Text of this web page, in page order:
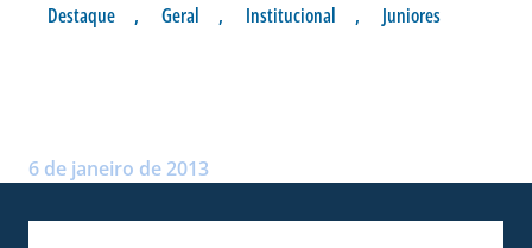
Destaque , Geral , Institucional , Juniores
6 de janeiro de 2013